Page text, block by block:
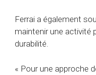
Ferrai a également
maintenir une activité
durabilité.
« Pour une approche